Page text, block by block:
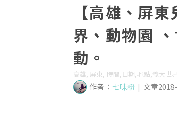
【高雄、屏
界、動物園
動。
高雄, 屏東, 時間,日期,地點,義大世
作者： 七味粉 | 文章